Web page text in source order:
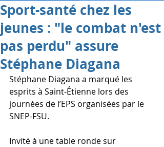
Sport-santé chez les
jeunes : "le combat n'est
pas perdu" assure
Stéphane Diagana
Stéphane Diagana a marqué les
esprits à Saint-Étienne lors des
journées de l’EPS organisées par le
SNEP-FSU.
Invité à une table ronde sur